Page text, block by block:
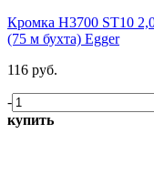
Кромка H3700 ST10
(75 м бухта) Egger
116 руб.
-
купить